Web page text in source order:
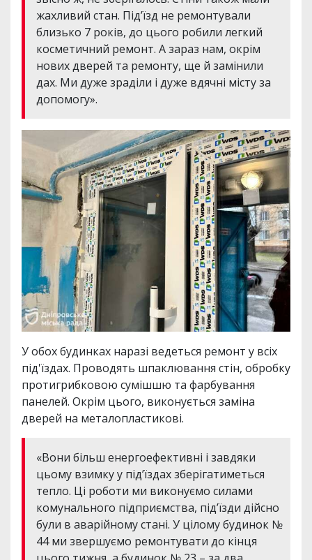
жахливий стан. Під’їзд не ремонтували
близько 7 років, до цього робили легкий
косметичний ремонт. А зараз нам, окрім
нових дверей та ремонту, ще й замінили
дах. Ми дуже зраділи і дуже вдячні місту за
допомогу».
У обох будинках наразі ведеться ремонт у всіх
під'їздах. Проводять шпаклювання стін, обробку
протигрибковою сумішшю та фарбування
панелей. Окрім цього, виконується заміна
дверей на металопластикові.
«Вони більш енергоефективні і завдяки
цьому взимку у під’їздах зберігатиметься
тепло. Ці роботи ми виконуємо силами
комунального підприємства, підʼїзди дійсно
були в аварійному стані. У цілому будинок №
44 ми звершуємо ремонтувати до кінця